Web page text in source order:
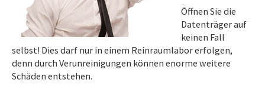
Öffnen Sie die
Datenträger auf
keinen Fall
selbst! Dies darf nur in einem Reinraumlabor erfolgen,
denn durch Verunreinigungen können enorme weitere
Schäden entstehen.